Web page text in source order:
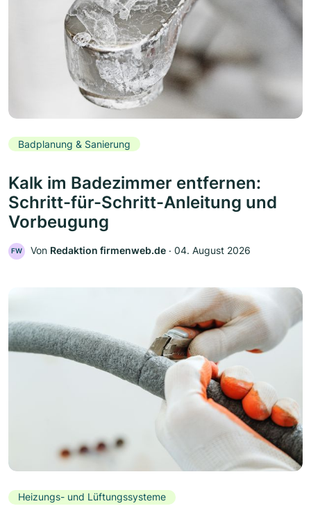
Badplanung & Sanierung
Kalk im Badezimmer entfernen:
Schritt-für-Schritt-Anleitung und
Vorbeugung
FW Von Redaktion firmenweb.de ‧ 04. August 2026
Heizungs- und Lüftungssysteme